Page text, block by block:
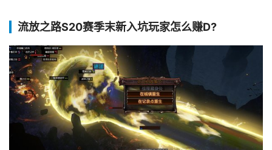
流放之路S20赛季末新入坑玩家怎么赚D?